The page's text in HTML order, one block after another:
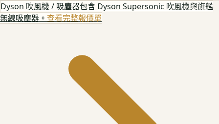
Dyson 吹風機 / 吸塵器包含 Dyson Supersonic 吹風機與旗艦
無線吸塵器。 查看完整報價單